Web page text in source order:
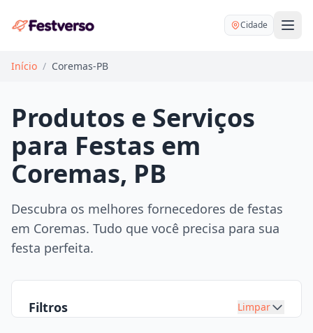
Cidade
Balões delivery
Decoração personalizada
Pegue e Monte
Festa na mesa
Mesas e cadeiras
Buffet
DJ
Início / Coremas-PB
Produtos e Serviços
para Festas em
Coremas, PB
Descubra os melhores fornecedores de festas
em Coremas. Tudo que você precisa para sua
festa perfeita.
Filtros Limpar